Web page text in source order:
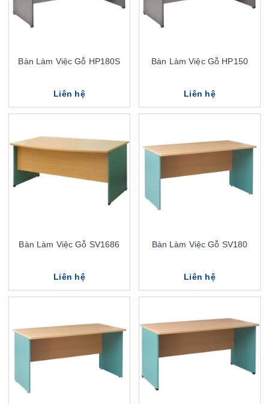
Bàn Làm Việc Gỗ HP180S
Liên hệ
Bàn Làm Việc Gỗ HP150
Liên hệ
Bàn Làm Việc Gỗ SV1686
Liên hệ
Bàn Làm Việc Gỗ SV180
Liên hệ